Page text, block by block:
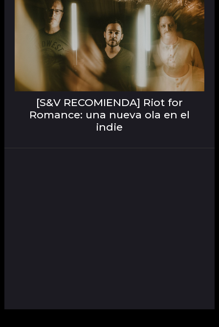
[S&V RECOMIENDA] Riot for
Romance: una nueva ola en el
indie